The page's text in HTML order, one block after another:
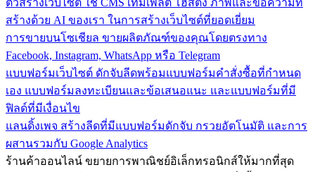
ตัวสร้างเว็บไซต์ ใช้ CMS เทมเพลต โฮสติ้ง ภาพและข้อความที่
สร้างด้วย AI ของเรา ในการสร้างเว็บไซต์ที่ยอดเยี่ยม
การขายบนโซเชียล ขายผลิตภัณฑ์ของคุณโดยตรงทาง
Facebook, Instagram, WhatsApp หรือ Telegram
แบบฟอร์มเว็บไซต์ ดักจับลีดพร้อมแบบฟอร์มคำสั่งซื้อที่กำหนด
เอง แบบฟอร์มลงทะเบียนและข้อเสนอแนะ และแบบฟอร์มที่มี
ฟิลด์ที่มีเงื่อนไข
แลนดิ้งเพจ สร้างลีดที่มีแบบฟอร์มดักจับ กรวยอัตโนมัติ และการ
ผสานรวมกับ Google Analytics
ร้านค้าออนไลน์ ขยายการพาณิชย์อิเล็กทรอนิกส์ให้มากที่สุด